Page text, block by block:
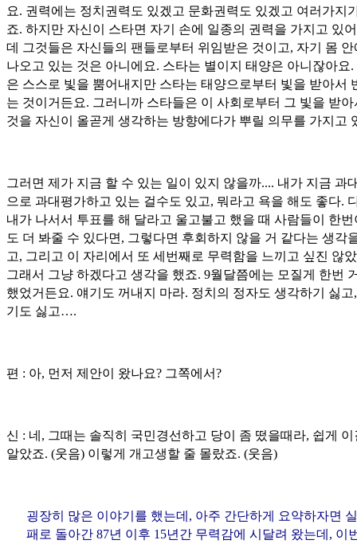
요. 권력에는 정치권력도 있겠고 문화권력도 있겠고 여러가지
죠. 하지만 자신이 스타면 자기 손에 일종의 권력을 가지고 있
데 그것들은 자신들의 팬들로부터 위임받은 것이고, 자기 몸 안
나오고 있는 것은 아니에요. 스타는 별이지 태양은 아니잖아요.
은 스스로 빛을 뿜어내지만 스타는 태양으로부터 빛을 받아서
는 것이거든요. 그러니까 스타들은 이 사회로부터 그 빛을 받아
것을 자신이 올곧게 생각하는 방향에다가 뿌릴 의무를 가지고
그러면 제가 지금 할 수 있는 일이 있지 않을까.... 내가 지금 과
으로 과대평가하고 있는 걸수도 있고, 뭐라고 욕을 해도 좋다.
내가 나서서 투표를 해 달라고 울고불고 했을 때 사람들이 한번
도 더 봐줄 수 있다면, 그렇다면 후회하지 않을 거 같다는 생각
고, 그리고 이 자리에서 또 세번째로 무력함을 느끼고 싶진 않
그래서 그냥 하겠다고 생각을 했죠. 9월달쯤에는 모질게 한번
했었거든요. 얘기도 꺼내지 마라. 정치의 정자도 생각하기 싫고
기도 싫고….
편 : 아, 먼저 제안이 왔나요? 그쪽에서?
신 : 네, 그때는 솔직히 국민경선하고 당이 좀 떴을때라, 쉽게 이
알았죠. (웃음) 이렇게 개고생할 줄 몰랐죠. (웃음)
굉장히 많은 이야기를 했는데, 아주 간단하게 요약하자면 실
패로 돌아간 87년 이후 15년간 무력감에 시달려 왔는데, 이